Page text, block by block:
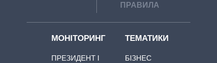
ПРАВИЛА
МОНІТОРИНГ
ПРЕЗИДЕНТ І
ТЕМАТИКИ
БІЗНЕС